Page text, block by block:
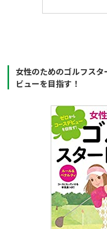
女性のためのゴルフス
ビューを目指す！